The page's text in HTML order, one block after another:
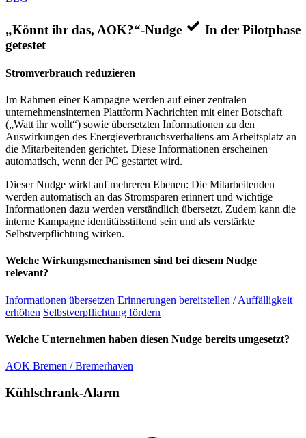
„Könnt ihr das, AOK?“-Nudge
In der Pilotphase
getestet
Stromverbrauch reduzieren
Im Rahmen einer Kampagne werden auf einer zentralen
unternehmensinternen Plattform Nachrichten mit einer Botschaft
(„Watt ihr wollt“) sowie übersetzten Informationen zu den
Auswirkungen des Energieverbrauchsverhaltens am Arbeitsplatz an
die Mitarbeitenden gerichtet. Diese Informationen erscheinen
automatisch, wenn der PC gestartet wird.
Dieser Nudge wirkt auf mehreren Ebenen: Die Mitarbeitenden
werden automatisch an das Stromsparen erinnert und wichtige
Informationen dazu werden verständlich übersetzt. Zudem kann die
interne Kampagne identitätsstiftend sein und als verstärkte
Selbstverpflichtung wirken.
Welche Wirkungsmechanismen sind bei diesem Nudge
relevant?
Informationen übersetzen Erinnerungen bereitstellen / Auffälligkeit
erhöhen Selbstverpflichtung fördern
Welche Unternehmen haben diesen Nudge bereits umgesetzt?
AOK Bremen / Bremerhaven
Kühlschrank-Alarm